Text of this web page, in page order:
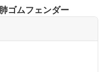
ゴムフェンダー